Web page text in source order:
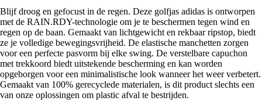
Blijf droog en gefocust in de regen. Deze golfjas adidas is ontworpen
met de RAIN.RDY-technologie om je te beschermen tegen wind en
regen op de baan. Gemaakt van lichtgewicht en rekbaar ripstop, biedt
ze je volledige bewegingsvrijheid. De elastische manchetten zorgen
voor een perfecte pasvorm bij elke swing. De verstelbare capuchon
met trekkoord biedt uitstekende bescherming en kan worden
opgeborgen voor een minimalistische look wanneer het weer verbetert.
Gemaakt van 100% gerecyclede materialen, is dit product slechts een
van onze oplossingen om plastic afval te bestrijden.